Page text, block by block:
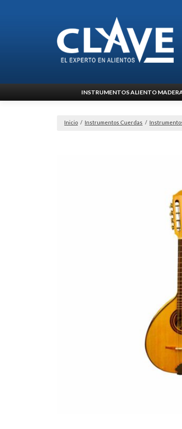
al
INSTRUMENTOS ALIENTO
Inicio / Instrumentos Cuerdas /